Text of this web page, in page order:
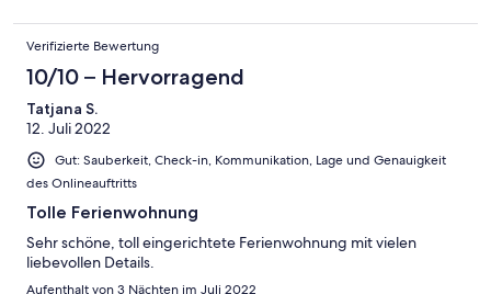
Verifizierte Bewertung
10/10 – Hervorragend
Tatjana S.
12. Juli 2022
Gut: Sauberkeit, Check-in, Kommunikation, Lage und Genauigkeit
des Onlineauftritts
Tolle Ferienwohnung
Sehr schöne, toll eingerichtete Ferienwohnung mit vielen
liebevollen Details.
Aufenthalt von 3 Nächten im Juli 2022